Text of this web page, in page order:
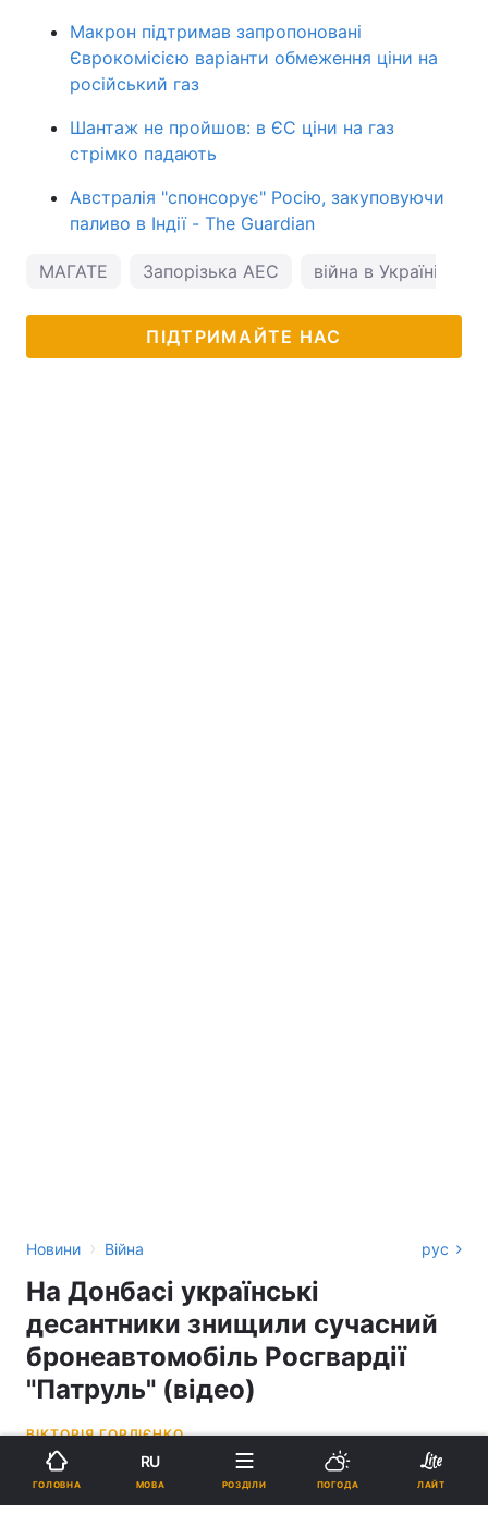
Макрон підтримав запропоновані
Єврокомісією варіанти обмеження ціни на
російський газ
Шантаж не пройшов: в ЄС ціни на газ
стрімко падають
Австралія "спонсорує" Росію, закуповуючи
паливо в Індії - The Guardian
МАГАТЕ Запорізька АЕС війна в Україні
ПІДТРИМАЙТЕ НАС
Новини › Війна рус
На Донбасі українські
десантники знищили сучасний
бронеавтомобіль Росгвардії
"Патруль" (відео)
ВІКТОРІЯ ГОРДІЄНКО
22:13, 06.09.22
ГОЛОВНА
RU
МОВА РОЗДІЛИ ПОГОДА ЛАЙТ